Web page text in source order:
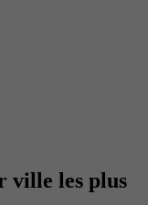
ville les plus